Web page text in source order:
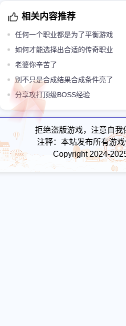
相关内容推荐
任何一个职业都是为了平衡游戏
如何才能选择出合适的传奇职业
老婆你辛苦了
别不只是合成结果合成条件亮了
分享攻打顶级BOSS经验
拒绝盗版游戏，注意自
注释：本站发布所有游
Copyright 2024-